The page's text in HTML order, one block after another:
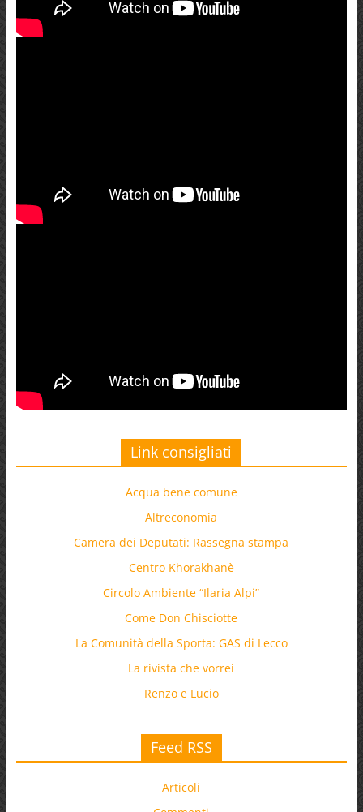
Link consigliati
Acqua bene comune
Altreconomia
Camera dei Deputati: Rassegna stampa
Centro Khorakhanè
Circolo Ambiente “Ilaria Alpi”
Come Don Chisciotte
La Comunità della Sporta: GAS di Lecco
La rivista che vorrei
Renzo e Lucio
Feed RSS
Articoli